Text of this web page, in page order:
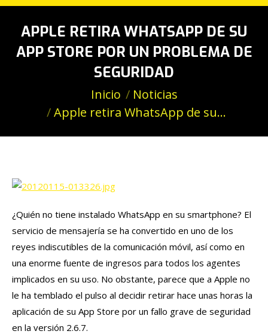
APPLE RETIRA WHATSAPP DE SU
APP STORE POR UN PROBLEMA DE
SEGURIDAD
Inicio
Noticias
Apple retira WhatsApp de su…
¿Quién no tiene instalado WhatsApp en su smartphone? El
servicio de mensajería se ha convertido en uno de los
reyes indiscutibles de la comunicación móvil, así como en
una enorme fuente de ingresos para todos los agentes
implicados en su uso. No obstante, parece que a Apple no
le ha temblado el pulso al decidir retirar hace unas horas la
aplicación de su App Store por un fallo grave de seguridad
en la versión 2.6.7.